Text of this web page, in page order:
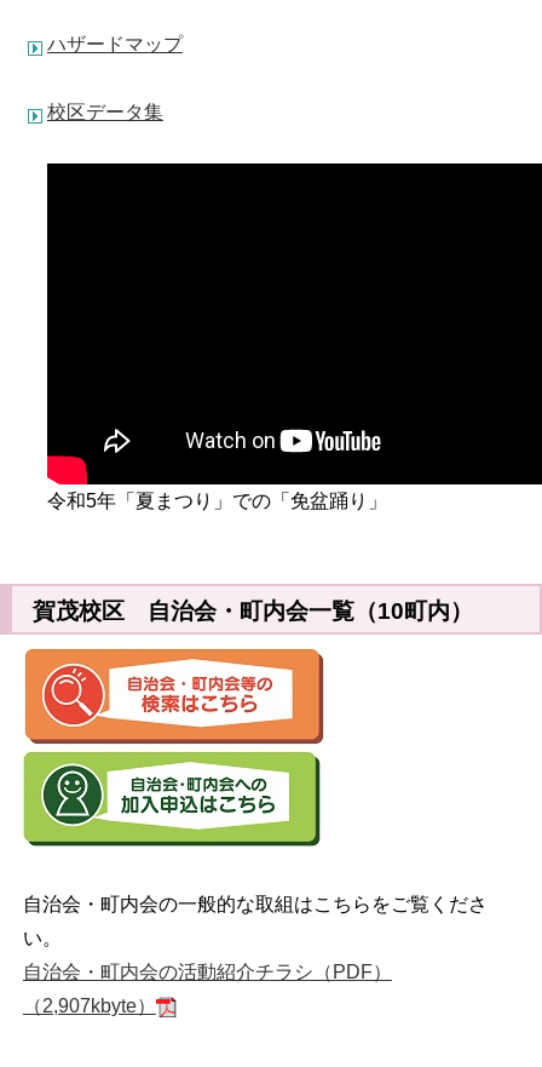
ハザードマップ
校区データ集
令和5年「夏まつり」での「免盆踊り」
賀茂校区 自治会・町内会一覧（10町内）
自治会・町内会の一般的な取組はこちらをご覧くださ
い。
自治会・町内会の活動紹介チラシ（PDF）
（2,907kbyte）